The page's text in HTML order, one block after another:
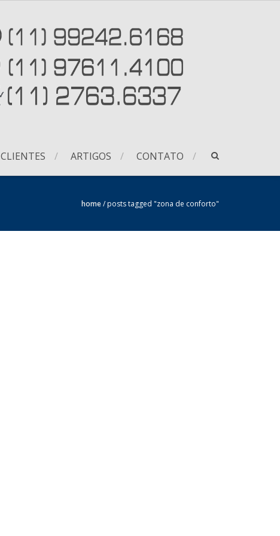
CLIENTES ARTIGOS CONTATO
home/posts tagged "zona de conforto"